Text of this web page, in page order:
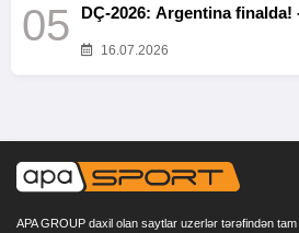
05 DÇ-2026: Argentina finalda!
16.07.2026
APA GROUP daxil olan saytlar uzerlər tərəfindən tam